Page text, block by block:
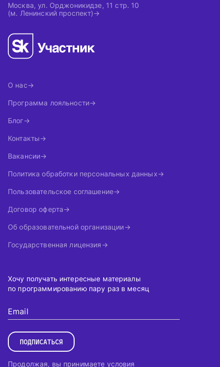
Москва, ул. Орджоникидзе, 11 стр. 10
(м. Ленинский проспект)
О нас
Программа лояльности
Блог
Контакты
Вакансии
Политика обработки персональных данных
Пользовательское соглашение
Договор оферта
Об образовательной организации
Государственная лицензия
Хочу получать интересные материалы
по программированию пару раз в месяц
Email
ПОДПИСАТЬСЯ
Продолжая, вы принимаете условия